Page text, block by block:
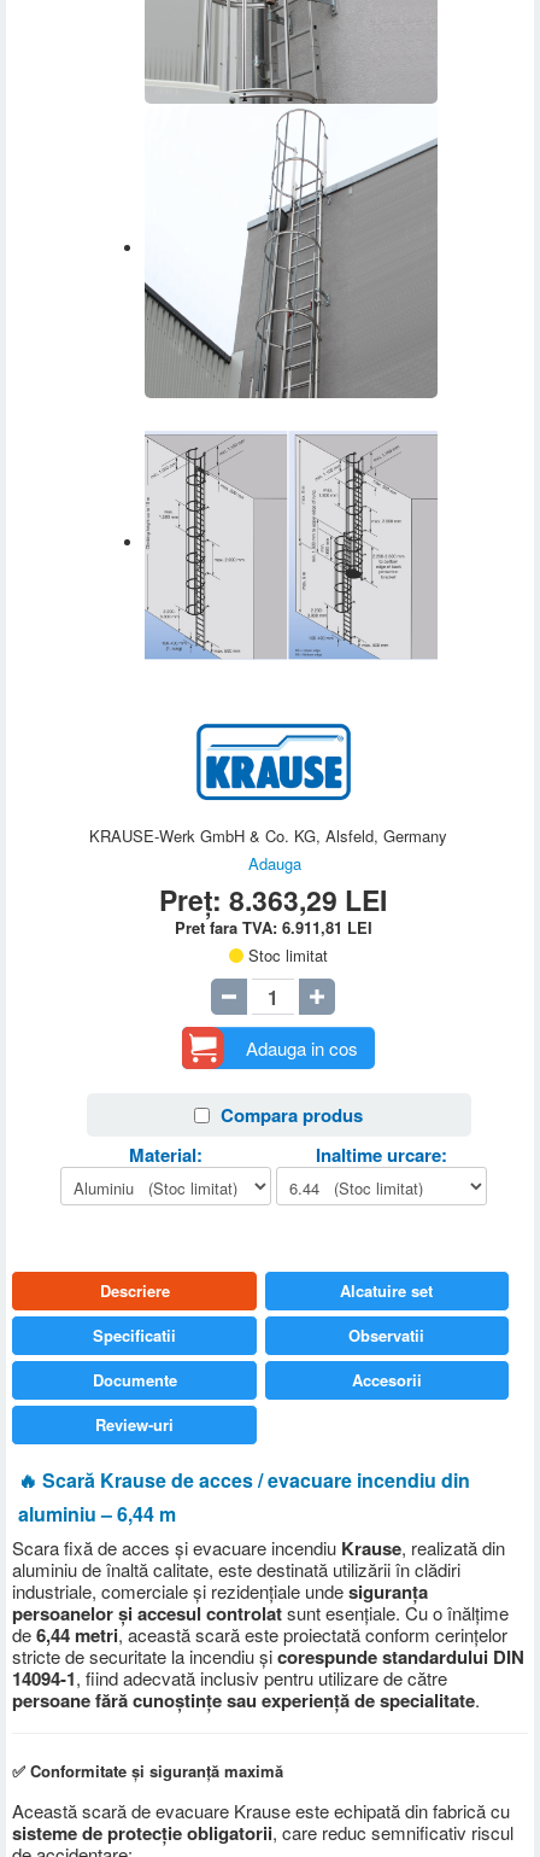
KRAUSE-Werk GmbH & Co. KG, Alsfeld, Germany
Adauga
Preț:8.363,29 LEI
Pret fara TVA: 6.911,81 LEI
Stoc limitat
Adauga in cos
Compara produs
Material:
Inaltime urcare:
Descriere
🔥 Scară Krause de acces / evacuare incendiu din
aluminiu – 6,44 m
Scara fixă de acces și evacuare incendiu Krause, realizată din
aluminiu de înaltă calitate, este destinată utilizării în clădiri
industriale, comerciale și rezidențiale undesiguranța
persoanelor și accesul controlatsunt esențiale. Cu o înălțime
de6,44 metri, această scară este proiectată conform cerințelor
stricte de securitate la incendiu șicorespunde standardului DIN
14094-1, fiind adecvată inclusiv pentru utilizare de către
persoane fără cunoștințe sau experiență de specialitate.
✅ Conformitate și siguranță maximă
Această scară de evacuare Krause este echipată din fabrică cu
sisteme de protecție obligatorii, care reduc semnificativ riscul
Alcatuire set
Specificatii
Observatii
Documente
Accesorii
Review-uri